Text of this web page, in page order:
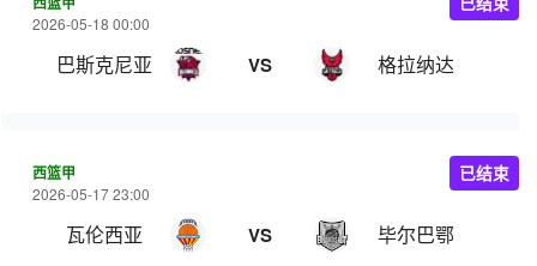
2026-05-18 00:00
巴斯克尼亚 VS 格拉纳达
西篮甲
2026-05-17 23:00
瓦伦西亚 VS 毕尔巴鄂
已结束